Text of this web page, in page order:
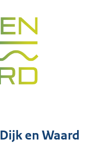
en Waard